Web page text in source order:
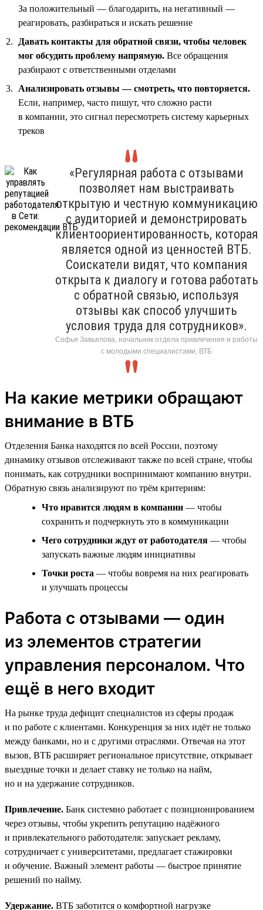
За положительный — благодарить, на негативный —
реагировать, разбираться и искать решение
Давать контакты для обратной связи, чтобы человек
мог обсудить проблему напрямую. Все обращения
разбирают с ответственными отделами
Анализировать отзывы — смотреть, что повторяется.
Если, например, часто пишут, что сложно расти
в компании, это сигнал пересмотреть систему карьерных
треков
«Регулярная работа с отзывами
позволяет нам выстраивать
открытую и честную коммуникацию
с аудиторией и демонстрировать
клиентоориентированность, которая
является одной из ценностей ВТБ.
Соискатели видят, что компания
открыта к диалогу и готова работать
с обратной связью, используя
отзывы как способ улучшить
условия труда для сотрудников».
Софья Завьялова, начальник отдела привлечения и работы
с молодыми специалистами, ВТБ
На какие метрики обращают
внимание в ВТБ
Отделения Банка находятся по всей России, поэтому
динамику отзывов отслеживают также по всей стране, чтобы
понимать, как сотрудники воспринимают компанию внутри.
Обратную связь анализируют по трём критериям:
Что нравится людям в компании — чтобы
сохранить и подчеркнуть это в коммуникации
Чего сотрудники ждут от работодателя — чтобы
запускать важные людям инициативы
Точки роста — чтобы вовремя на них реагировать
и улучшать процессы
Работа с отзывами — один
из элементов стратегии
управления персоналом. Что
ещё в него входит
На рынке труда дефицит специалистов из сферы продаж
и по работе с клиентами. Конкуренция за них идёт не только
между банками, но и с другими отраслями. Отвечая на этот
вызов, ВТБ расширяет региональное присутствие, открывает
выездные точки и делает ставку не только на найм,
но и на удержание сотрудников.
Привлечение. Банк системно работает с позиционированием
через отзывы, чтобы укрепить репутацию надёжного
и привлекательного работодателя: запускает рекламу,
сотрудничает с университетами, предлагает стажировки
и обучение. Важный элемент работы — быстрое принятие
решений по найму.
Удержание. ВТБ заботится о комфортной нагрузке